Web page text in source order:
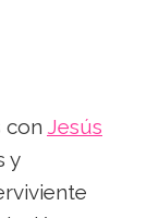
con Jesús
y